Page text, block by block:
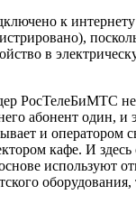
к
в
РосТелеБиМТС
абонент
и
кафе. И
используют